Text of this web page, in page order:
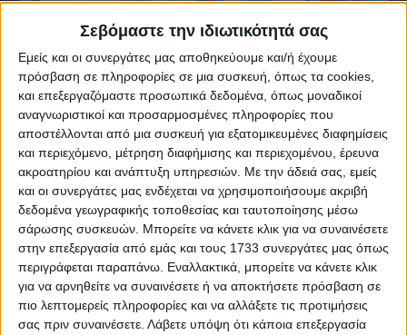
Σεβόμαστε την ιδιωτικότητά σας
Εμείς και οι συνεργάτες μας αποθηκεύουμε και/ή έχουμε
πρόσβαση σε πληροφορίες σε μια συσκευή, όπως τα cookies,
και επεξεργαζόμαστε προσωπικά δεδομένα, όπως μοναδικοί
αναγνωριστικοί και προσαρμοσμένες πληροφορίες που
αποστέλλονται από μια συσκευή για εξατομικευμένες διαφημίσεις
και περιεχόμενο, μέτρηση διαφήμισης και περιεχομένου, έρευνα
ακροατηρίου και ανάπτυξη υπηρεσιών. Με την άδειά σας, εμείς
και οι συνεργάτες μας ενδέχεται να χρησιμοποιήσουμε ακριβή
δεδομένα γεωγραφικής τοποθεσίας και ταυτοποίησης μέσω
σάρωσης συσκευών. Μπορείτε να κάνετε κλικ για να συναινέσετε
στην επεξεργασία από εμάς και τους 1733 συνεργάτες μας όπως
περιγράφεται παραπάνω. Εναλλακτικά, μπορείτε να κάνετε κλικ
για να αρνηθείτε να συναινέσετε ή να αποκτήσετε πρόσβαση σε
πιο λεπτομερείς πληροφορίες και να αλλάξετε τις προτιμήσεις
σας πριν συναινέσετε. Λάβετε υπόψη ότι κάποια επεξεργασία
15 Ιουλίου, 2026
ΚΡΗΤΗ ΣΗΜΕΡΑ 15.07.2026